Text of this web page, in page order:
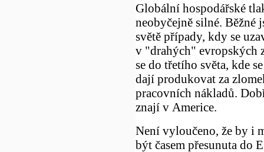
Globální hospodářské
neobyčejně silné. Běžné
světě případy, kdy se
v "drahých" evropských
se do třetího světa, kde
dají produkovat za
pracovních nákladů.
znají v Americe.
Není vyloučeno, že by i
být časem přesunuta do